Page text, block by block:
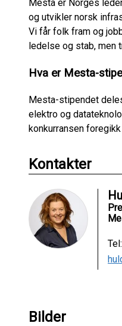
Mesta er Norges
og utvikler norsk
Vi får folk fram og
ledelse og stab, men
Hva er Mesta-
Mesta-stipendet
elektro og
konkurransen
Kontakter
Tel:
Bilder